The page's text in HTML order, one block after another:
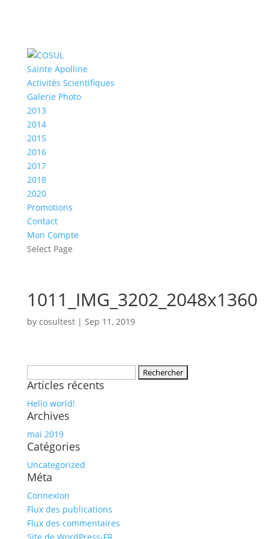
Sainte Apolline
Activités Scientifiques
Galerie Photo
2013
2014
2015
2016
2017
2018
2020
Promotions
Contact
Mon Compte
Select Page
1011_IMG_3202_2048x1360
by cosultest| Sep 11, 2019
Articles récents
Hello world!
Archives
mai 2019
Catégories
Uncategorized
Méta
Connexion
Flux des publications
Flux des commentaires